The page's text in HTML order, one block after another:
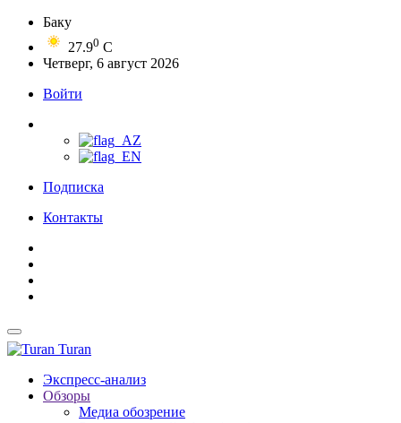
Баку
27.90 C
Четверг, 6 август 2026
Войти
Подписка
Контакты
Turan
Экспресс-анализ
Обзоры
Медиа обозрение